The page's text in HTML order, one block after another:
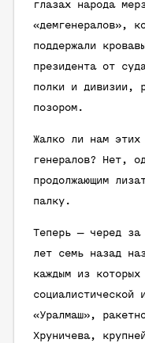
глазах народа
«демгенералов»,
поддержали
президента от
полки и дивизии,
позором.
Жалко ли нам этих
генералов? Нет,
продолжающим
палку.
Теперь — черед
лет семь назад
каждым из которых
социалистической
«Уралмаш»,
Хруничева,